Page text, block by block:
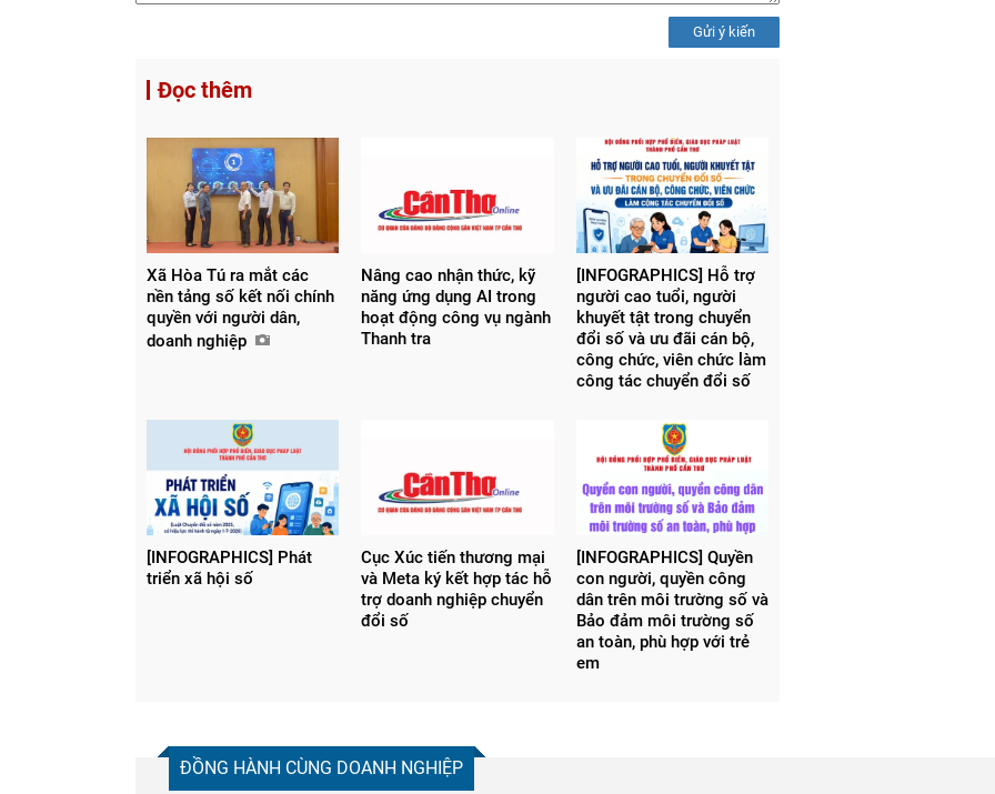
Gửi ý kiến
Đọc thêm
Xã Hòa Tú ra mắt các
nền tảng số kết nối chính
quyền với người dân,
doanh nghiệp
Nâng cao nhận thức, kỹ
năng ứng dụng AI trong
hoạt động công vụ ngành
Thanh tra
[INFOGRAPHICS] Hỗ trợ
người cao tuổi, người
khuyết tật trong chuyển
đổi số và ưu đãi cán bộ,
công chức, viên chức làm
công tác chuyển đổi số
[INFOGRAPHICS] Phát
triển xã hội số
Cục Xúc tiến thương mại
và Meta ký kết hợp tác hỗ
trợ doanh nghiệp chuyển
đổi số
[INFOGRAPHICS] Quyền
con người, quyền công
dân trên môi trường số và
Bảo đảm môi trường số
an toàn, phù hợp với trẻ
em
ĐỒNG HÀNH CÙNG DOANH NGHIỆP